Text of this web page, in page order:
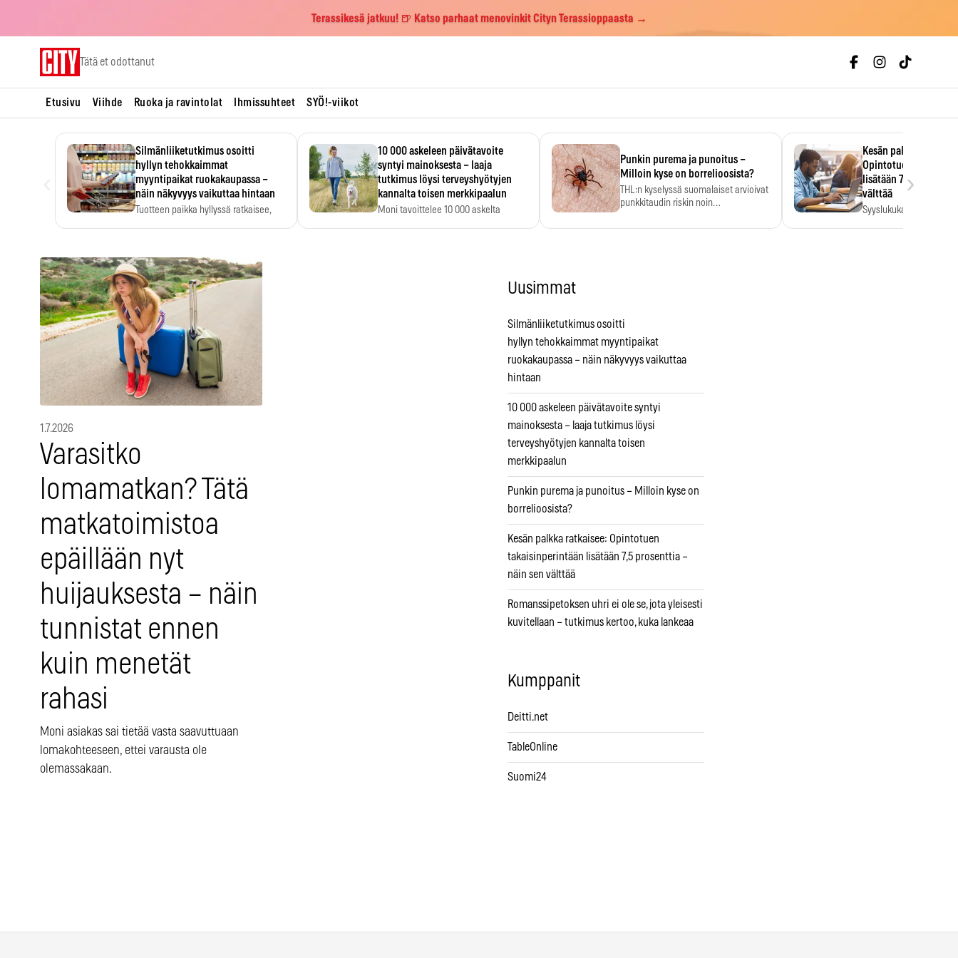
Terassikesä jatkuu! 🍺 Katso parhaat menovinkit Cityn Terassioppaasta →
Tätä et odottanut
Etusivu Viihde Ruoka ja ravintolat Ihmissuhteet SYÖ!-viikot
Silmänliiketutkimus osoitti
hyllyn tehokkaimmat
myyntipaikat ruokakaupassa –
näin näkyvyys vaikuttaa hintaan
Tuotteen paikka hyllyssä ratkaisee,
10 000 askeleen päivätavoite
syntyi mainoksesta – laaja
tutkimus löysi terveyshyötyjen
kannalta toisen merkkipaalun
Moni tavoittelee 10 000 askelta
Punkin purema ja punoitus –
Milloin kyse on borrelioosista?
THL:n kyselyssä suomalaiset arvioivat
punkkitaudin riskin noin
Kesän palkka
Opintotuen
lisätään 7,5
välttää
Syyslukukauden
›
1.7.2026
Varasitko
lomamatkan? Tätä
matkatoimistoa
epäillään nyt
huijauksesta – näin
tunnistat ennen
kuin menetät
rahasi
Moni asiakas sai tietää vasta saavuttuaan
lomakohteeseen, ettei varausta ole
olemassakaan.
Uusimmat
Silmänliiketutkimus osoitti
hyllyn tehokkaimmat myyntipaikat
ruokakaupassa – näin näkyvyys vaikuttaa
hintaan
10 000 askeleen päivätavoite syntyi
mainoksesta – laaja tutkimus löysi
terveyshyötyjen kannalta toisen
merkkipaalun
Punkin purema ja punoitus – Milloin kyse on
borrelioosista?
Kesän palkka ratkaisee: Opintotuen
takaisinperintään lisätään 7,5 prosenttia –
näin sen välttää
Romanssipetoksen uhri ei ole se, jota yleisesti
kuvitellaan – tutkimus kertoo, kuka lankeaa
Kumppanit
Deitti.net
TableOnline
Suomi24